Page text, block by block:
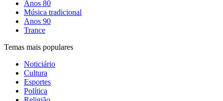
Anos 80
Música tradicional
Anos 90
Trance
Temas mais populares
Noticiário
Cultura
Esportes
Política